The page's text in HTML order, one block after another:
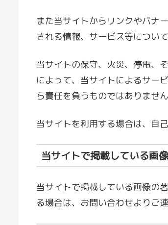
また当サイトからリンクやバナ
される情報、サービス等につい
当サイトの保守、火災、停電、
によって、当サイトによるサー
ら責任を負うものではありません
当サイトを利用する場合は、自
当サイトで掲載している画
当サイトで掲載している画像の
る場合は、お問い合わせよりご